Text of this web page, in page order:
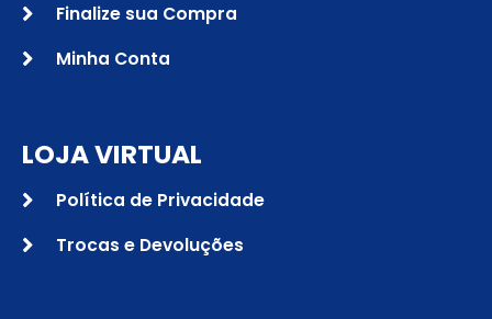
Finalize sua Compra
Minha Conta
LOJA VIRTUAL
Política de Privacidade
Trocas e Devoluções